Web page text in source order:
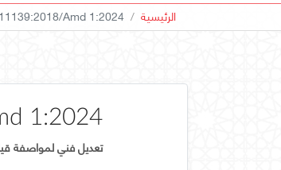
الرئيسية Amd 1:2024
1:2024
تعديل فني لمواصفة